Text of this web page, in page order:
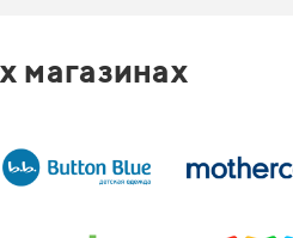
магазинах